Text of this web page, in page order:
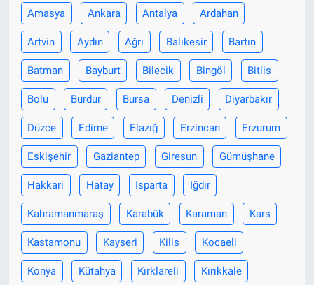
Amasya Ankara Antalya Ardahan
Artvin Aydın Ağrı Balıkesir Bartın
Batman Bayburt Bilecik Bingöl Bitlis
Bolu Burdur Bursa Denizli Diyarbakır
Düzce Edirne Elazığ Erzincan Erzurum
Eskişehir Gaziantep Giresun Gümüşhane
Hakkari Hatay Isparta Iğdır
Kahramanmaraş Karabük Karaman Kars
Kastamonu Kayseri Kilis Kocaeli
Konya Kütahya Kırklareli Kırıkkale
Bize ulaşın
İletişim/Künye
Yaşam
Gözden Kaçmasın
İletişim (Künye)